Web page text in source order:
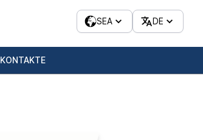
SEA DE
KONTAKTE